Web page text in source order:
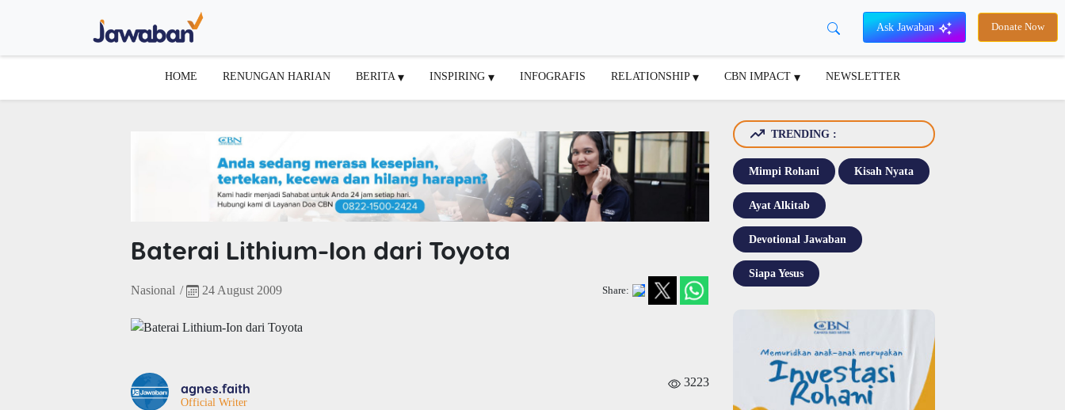
Ask Jawaban Donate Now
HOME RENUNGAN HARIAN BERITA INSPIRING INFOGRAFIS RELATIONSHIP CBN IMPACT NEWSLETTER
Baterai Lithium-Ion dari Toyota
Nasional / 24 August 2009 Share:
agnes.faith
Official Writer
3223
TRENDING :
Mimpi Rohani Kisah Nyata
Ayat Alkitab
Devotional Jawaban
Siapa Yesus